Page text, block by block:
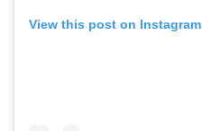
View this post on Instagram